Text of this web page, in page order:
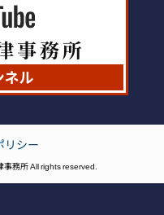
リシー
務所 All rights reserved.